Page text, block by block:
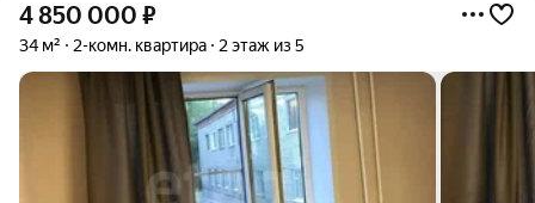
4 850 000 ₽
34 м² 2-комн. квартира 2 этаж из 5